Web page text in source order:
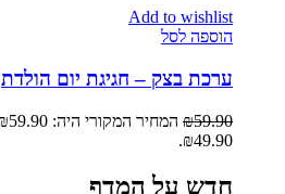
Add to wishlist
הוספה לסל
ערכת בצק – חגיגת יום הולדת
₪59.90 המחיר המקורי היה: ₪59.90.
₪49.90.
חדש על המדף